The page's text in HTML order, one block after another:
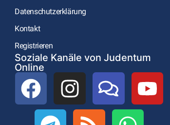
Datenschutzerklärung
Kontakt
Registrieren
Soziale Kanäle von Judentum
Online